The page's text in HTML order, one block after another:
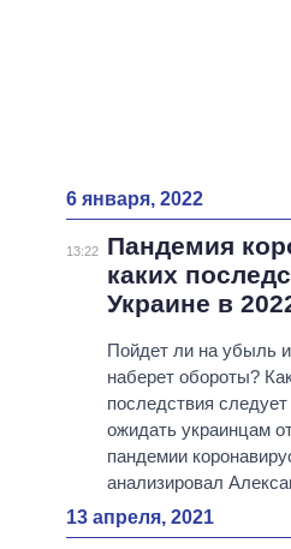
6 января, 2022
13:22
Пандемия
каких
Украине в
Пойдет ли на убыль
наберет обороты?
последствия следует
ожидать украинцам
пандемии
анализировал
13 апреля, 2021